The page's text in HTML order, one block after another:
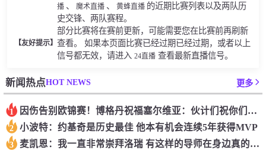
播 、 魔术直播 、 黄蜂直播 的近期比赛列表以及两队历
史交锋、两队赛程。
【友好提示】
部分比赛将在赛前更新，可能需要您在比赛前再刷新
查看。 如果本页面比赛已经过期已经过期，或者以上
信号都无效，请进入 24直播查看最新直播信号。
新闻热点HOT NEWS 更多
1 因伤告别欧锦赛！博格丹祝福塞尔维亚：伙计们祝你们好运 决赛见
2 小波特：约基奇是历史最佳 他本有机会连续5年获得MVP
3 麦凯恩：我一直非常崇拜洛瑞 有这样的导师在身边真的很棒